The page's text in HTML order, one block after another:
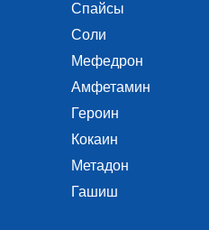
Спайсы
Соли
Мефедрон
Амфетамин
Героин
Кокаин
Метадон
Гашиш